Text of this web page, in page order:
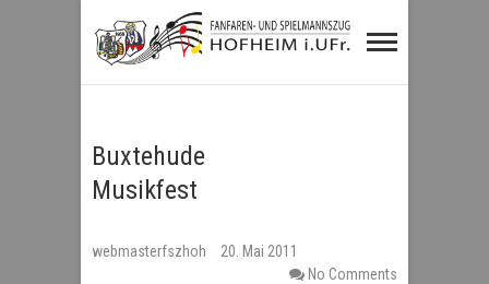
Fanfaren- und
Spielmannszug
Buxtehude
Musikfest
webmasterfszhoh
20. Mai 2011
No Comments